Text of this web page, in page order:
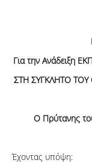
Για την Ανάδειξη
ΣΤΗ ΣΥΓΚΛΗΤΟ
Ο Πρύτανης
Έχοντας υπόψη: